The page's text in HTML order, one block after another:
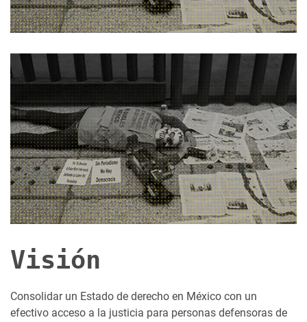
Visión
Consolidar un Estado de derecho en México con un
efectivo acceso a la justicia para personas defensoras de